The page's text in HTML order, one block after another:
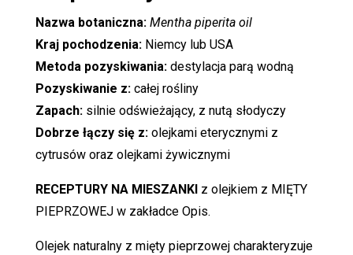
Nazwa botaniczna:Mentha piperita oil
Kraj pochodzenia: Niemcy lub USA
Metoda pozyskiwania:destylacja parą wodną
Pozyskiwanie z: całej rośliny
Zapach: silnie odświeżający, z nutą słodyczy
Dobrze łączy się z: olejkami eterycznymi z
cytrusów oraz olejkami żywicznymi
RECEPTURY NA MIESZANKI z olejkiem z MIĘTY
PIEPRZOWEJ w zakładce Opis.
Olejek naturalny z mięty pieprzowej charakteryzuje